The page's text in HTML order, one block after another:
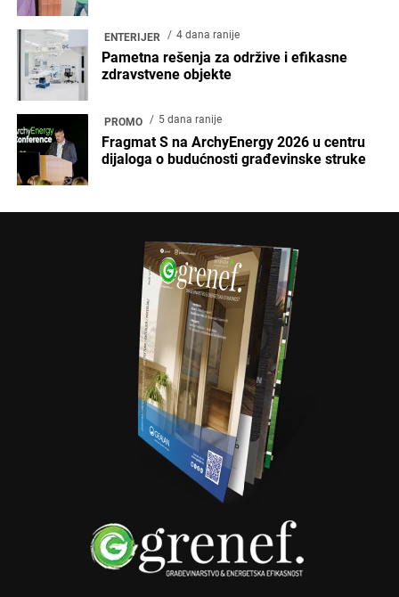
ENTERIJER 4 dana ranije
Pametna rešenja za održive i efikasne
zdravstvene objekte
PROMO 5 dana ranije
Fragmat S na ArchyEnergy 2026 u centru
dijaloga o budućnosti građevinske struke